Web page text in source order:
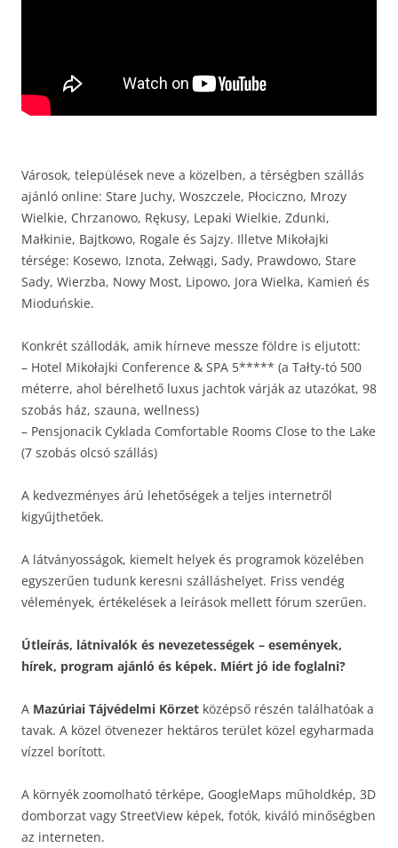
Városok, települések neve a közelben, a térségben szállás
ajánló online: Stare Juchy, Woszczele, Płociczno, Mrozy
Wielkie, Chrzanowo, Rękusy, Lepaki Wielkie, Zdunki,
Małkinie, Bajtkowo, Rogale és Sajzy. Illetve Mikołajki
térsége: Kosewo, Iznota, Zełwągi, Sady, Prawdowo, Stare
Sady, Wierzba, Nowy Most, Lipowo, Jora Wielka, Kamień és
Mioduńskie.
Konkrét szállodák, amik hírneve messze földre is eljutott:
– Hotel Mikołajki Conference & SPA 5***** (a Tałty-tó 500
méterre, ahol bérelhető luxus jachtok várják az utazókat, 98
szobás ház, szauna, wellness)
– Pensjonacik Cyklada Comfortable Rooms Close to the Lake
(7 szobás olcsó szállás)
A kedvezményes árú lehetőségek a teljes internetről
kigyűjthetőek.
A látványosságok, kiemelt helyek és programok közelében
egyszerűen tudunk keresni szálláshelyet. Friss vendég
vélemények, értékelések a leírások mellett fórum szerűen.
Útleírás, látnivalók és nevezetességek – események,
hírek, program ajánló és képek. Miért jó ide foglalni?
A Mazúriai Tájvédelmi Körzet középső részén találhatóak a
tavak. A közel ötvenezer hektáros terület közel egyharmada
vízzel borított.
A környék zoomolható térképe, GoogleMaps műholdkép, 3D
domborzat vagy StreetView képek, fotók, kiváló minőségben
az interneten.